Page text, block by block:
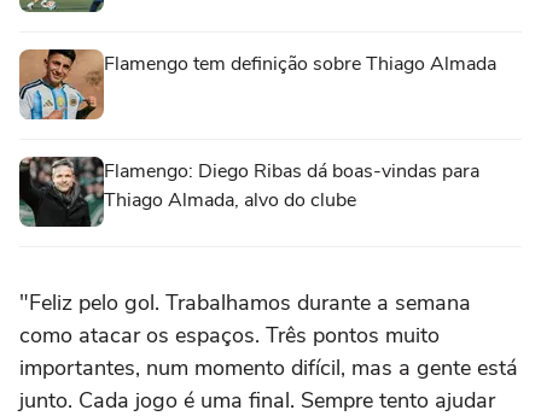
Flamengo tem definição sobre Thiago Almada
Flamengo: Diego Ribas dá boas-vindas para
Thiago Almada, alvo do clube
"Feliz pelo gol. Trabalhamos durante a semana
como atacar os espaços. Três pontos muito
importantes, num momento difícil, mas a gente está
junto. Cada jogo é uma final. Sempre tento ajudar